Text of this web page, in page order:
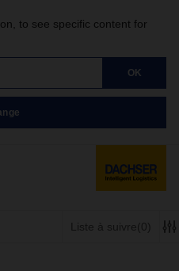
to see specific content for
OK
Liste à suivre(0)